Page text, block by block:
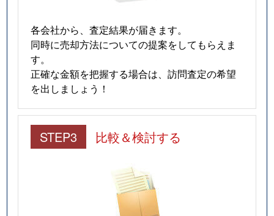
各会社から、査定結果が届きます。
同時に売却方法についての提案をしてもらえま
す。
正確な金額を把握する場合は、訪問査定の希望
を出しましょう！
STEP3 比較＆検討する